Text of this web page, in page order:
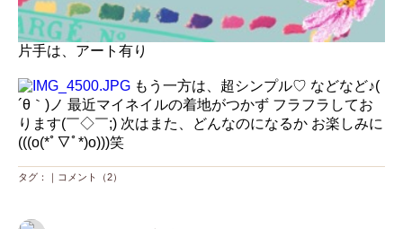
片手は、アート有り
もう一方は、超シンプル♡ などなど♪(
´θ｀)ノ 最近マイネイルの着地がつかず フラフラしてお
ります(￣◇￣;) 次はまた、どんなのになるか お楽しみに
(((o(*ﾟ▽ﾟ*)o)))笑
タグ：｜ コメント（2）